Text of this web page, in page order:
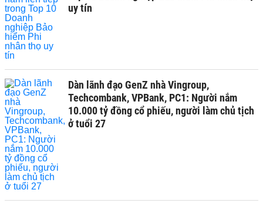
uy tín
Dàn lãnh đạo GenZ nhà Vingroup,
Techcombank, VPBank, PC1: Người nắm
10.000 tỷ đồng cổ phiếu, người làm chủ tịch
ở tuổi 27